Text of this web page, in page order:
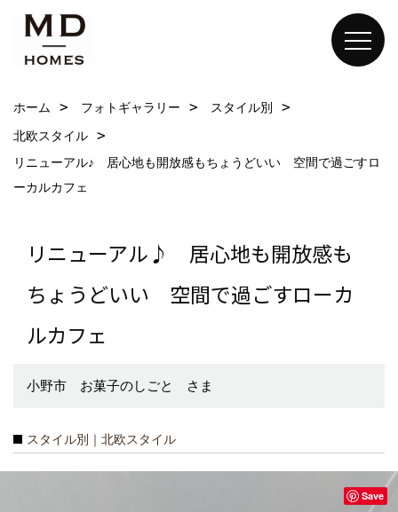
ホーム フォトギャラリー
スタイル別
北欧スタイル
リニューアル♪ 居心地も開放感もちょうどいい 空間で過ごすロ
ーカルカフェ
リニューアル♪ 居心地も開放感も
ちょうどいい 空間で過ごすローカ
ルカフェ
小野市 お菓子のしごと さま
スタイル別｜北欧スタイル
Save